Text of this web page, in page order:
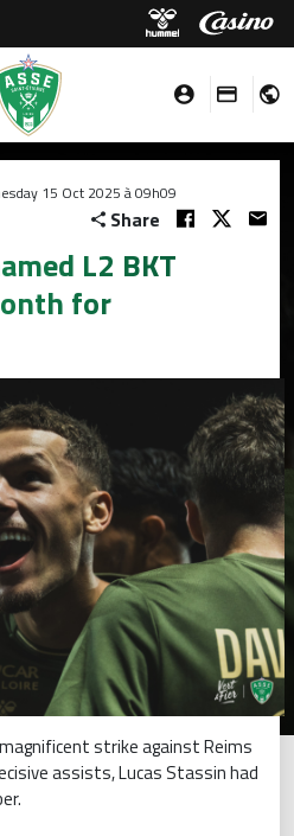
15 Oct 2025 à 09h09
Share
L2 BKT
for
strike against Reims
assists, Lucas Stassin had